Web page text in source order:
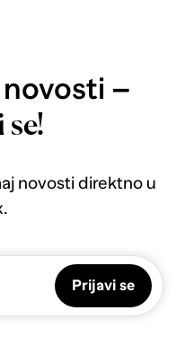
–
novosti direktno u
Prijavi se